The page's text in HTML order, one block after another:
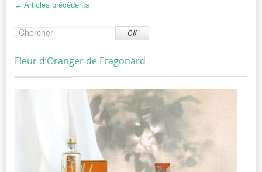
← Articles précédents
OK
Fleur d’Oranger de Fragonard